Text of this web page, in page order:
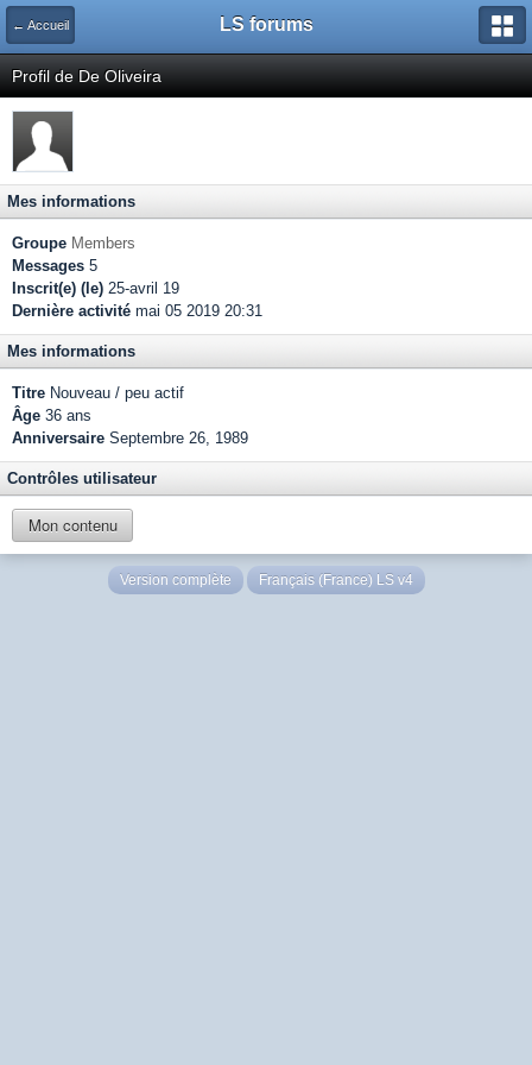
← Accueil LS forums
Profil de De Oliveira
Mes informations
Groupe Members
Messages 5
Inscrit(e) (le) 25-avril 19
Dernière activité mai 05 2019 20:31
Mes informations
Titre Nouveau / peu actif
Âge 36 ans
Anniversaire Septembre 26, 1989
Contrôles utilisateur
Mon contenu
Version complète Français (France) LS v4